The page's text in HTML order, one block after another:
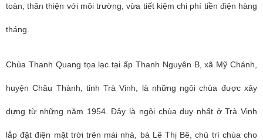
toàn, thân thiện với môi trường, vừa tiết kiệm chi phí tiền điện hàng
tháng.
Chùa Thanh Quang tọa lạc tại ấp Thanh Nguyên B, xã Mỹ Chánh,
huyện Châu Thành, tỉnh Trà Vinh, là những ngôi chùa được xây
dựng từ những năm 1954. Đây là ngôi chùa duy nhất ở Trà Vinh
lắp đặt điện mặt trời trên mái nhà, bà Lê Thị Bê, chủ trì chùa cho